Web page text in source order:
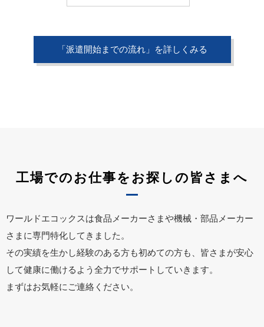
「派遣開始までの流れ」を詳しくみる
工場でのお仕事をお探しの皆さまへ
ワールドエコックスは食品メーカーさまや機械・部品メーカー
さまに専門特化してきました。
その実績を生かし経験のある方も初めての方も、皆さまが安心
して健康に働けるよう全力でサポートしていきます。
まずはお気軽にご連絡ください。